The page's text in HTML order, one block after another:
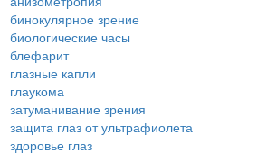
бинокулярное зрение
биологические часы
блефарит
глазные капли
глаукома
затуманивание зрения
защита глаз от ультрафиолета
здоровье глаз